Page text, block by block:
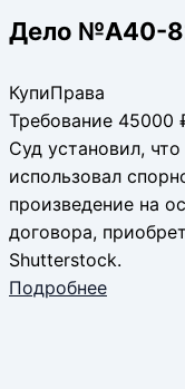
Дело №А40-
КупиПрава
Требование 45000
Суд установил,
использовал
произведение на
договора,
Shutterstock.
Подробнее